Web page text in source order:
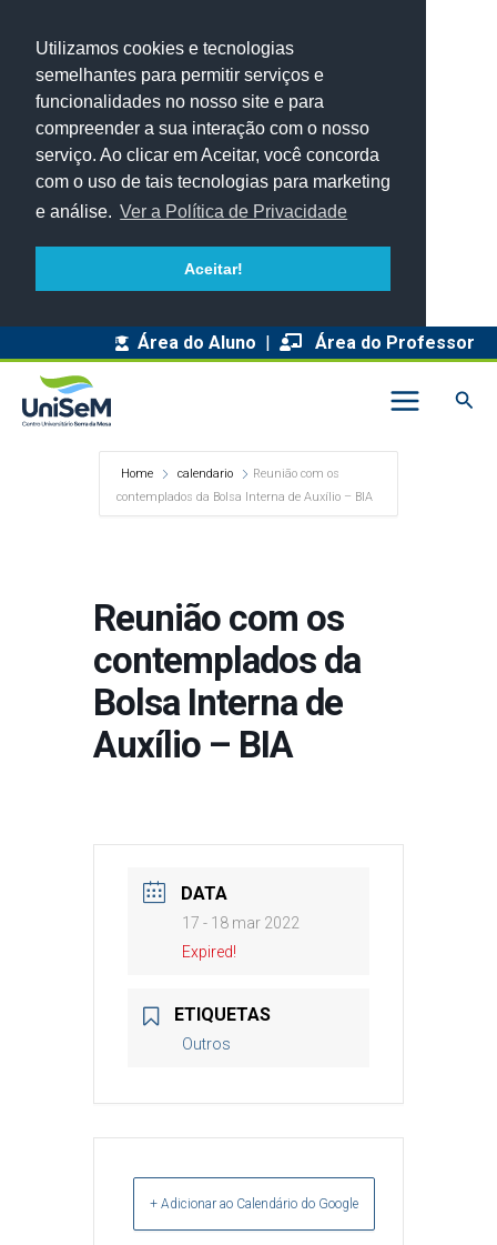
Utilizamos cookies e tecnologias
semelhantes para permitir serviços e
funcionalidades no nosso site e para
compreender a sua interação com o nosso
serviço. Ao clicar em Aceitar, você concorda
com o uso de tais tecnologias para marketing
e análise. Ver a Política de Privacidade
Aceitar!
Área do Aluno | Área do Professor
Home calendario
Reunião com os
contemplados da Bolsa Interna de Auxílio – BIA
Reunião com os
contemplados da
Bolsa Interna de
Auxílio – BIA
DATA
17 - 18 mar 2022
Expired!
ETIQUETAS
Outros
+ Adicionar ao Calendário do Google